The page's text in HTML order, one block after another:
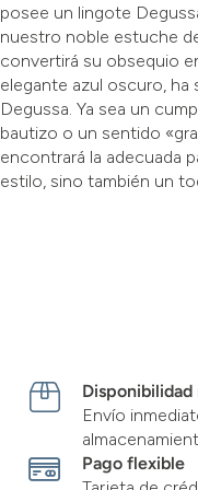
posee un lingote
nuestro noble estuche
convertirá su obsequio
elegante azul oscuro,
Degussa. Ya sea un
bautizo o un sentido
encontrará la adecuada
estilo, sino también un
Disponibilidad
Envío
Pago flexible